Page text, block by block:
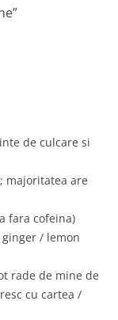
”
de culcare si
majoritatea are
fara cofeina)
/ lemon
rade de mine de
cu cartea /